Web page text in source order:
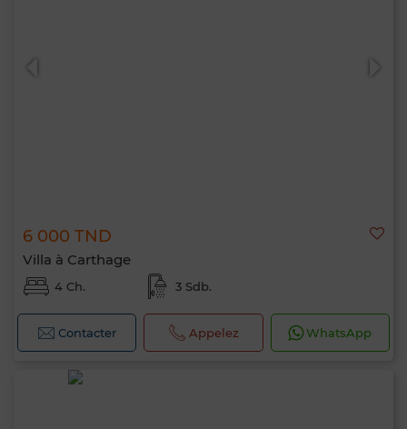
6 000 TND
Villa à Carthage
4 Ch. 3 Sdb.
Contacter Appelez WhatsApp